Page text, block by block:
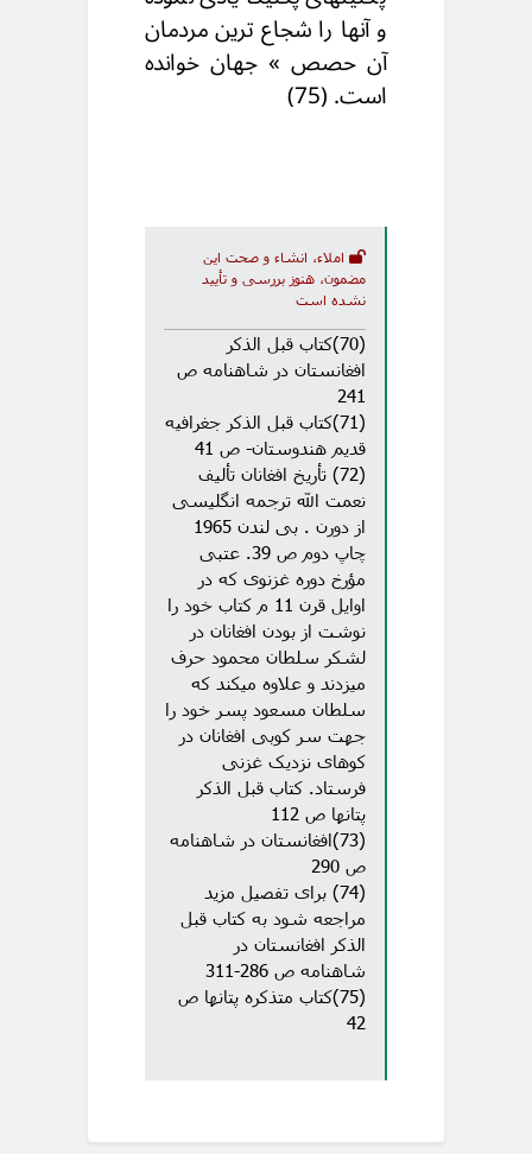
و آنها را شجاع ترین مردمان
آن حصص » جهان خوانده
است. (75)
املاء، انشاء و صحت این
مضمون، هنوز بررسی و تأیید
نشده است
(70)کتاب قبل الذکر
افغانستان در شاهنامه ص
241
(71)کتاب قبل الذکر جغرافیه
قدیم هندوستان- ص 41
(72) تأریخ افغانان تألیف
نعمت الله ترجمه انگلیسی
از دورن . بی لندن 1965
چاپ دوم ص 39. عتبی
مؤرخ دوره غزنوی که در
اوایل قرن 11 م کتاب خود را
نوشت از بودن افغانان در
لشکر سلطان محمود حرف
میزدند و علاوه میکند که
سلطان مسعود پسر خود را
جهت سر کوبی افغانان در
کوهای نزدیک غزنی
فرستاد. کتاب قبل الذکر
پتانها ص 112
(73)افغانستان در شاهنامه
ص 290
(74) برای تفصیل مزید
مراجعه شود به کتاب قبل
الذکر افغانستان در
شاهنامه ص 286-311
(75)کتاب متذکره پتانها ص
42